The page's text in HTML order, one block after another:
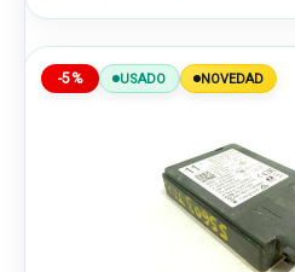
-5% USADO NOVEDAD